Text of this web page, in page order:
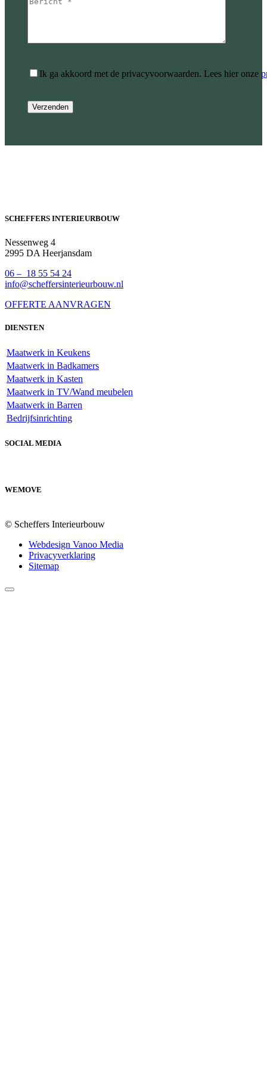
Ik ga akkoord met de privacyvoorwaarden. Lees hier onze
SCHEFFERS INTERIEURBOUW
Nessenweg 4
2995 DA Heerjansdam
06 – 18 55 54 24
info@scheffersinterieurbouw.nl
OFFERTE AANVRAGEN
DIENSTEN
Maatwerk in Keukens
Maatwerk in Badkamers
Maatwerk in Kasten
Maatwerk in TV/Wand meubelen
Maatwerk in Barren
Bedrijfsinrichting
SOCIAL MEDIA
WEMOVE
© Scheffers Interieurbouw
Webdesign Vanoo Media
Privacyverklaring
Sitemap